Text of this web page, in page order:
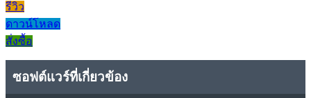
รีวิว
ดาวน์โหลด
สั่งซื้อ
ซอฟต์แวร์ที่เกี่ยวข้อง